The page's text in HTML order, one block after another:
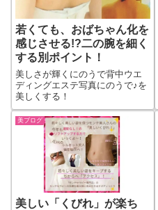
若くても、おばちゃん化を
感じさせる!?二の腕を細く
する別ポイント！
美しさが輝くにのうで背中ウエ
ディングエステ写真にのうで♪を
美しくする！
美ブログ
美しい「くびれ」が楽ち